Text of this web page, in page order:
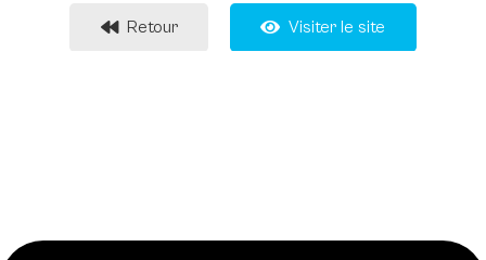
Retour Visiter le site